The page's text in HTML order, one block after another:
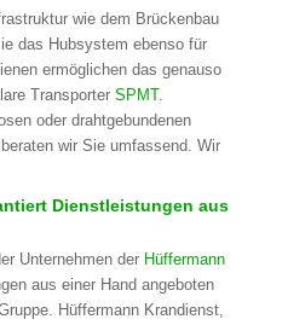
wie dem Brückenbau
das Hubsystem ebenso für
ermöglichen das genauso
Transporter SPMT.
oder drahtgebundenen
wir Sie umfassend. Wir
Dienstleistungen aus
Unternehmen der Hüffermann
aus einer Hand angeboten
Hüffermann Krandienst,